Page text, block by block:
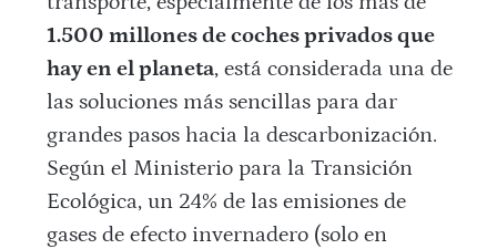
1.500 millones de coches privados que
hay en el planeta, está considerada una de
las soluciones más sencillas para dar
grandes pasos hacia la descarbonización.
Según el Ministerio para la Transición
Ecológica, un 24% de las emisiones de
gases de efecto invernadero (solo en